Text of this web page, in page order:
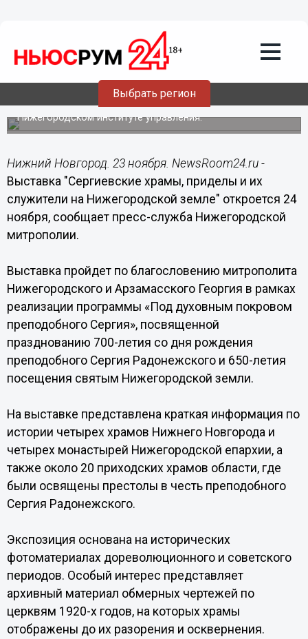
Выбрать регион
Выставка "Сергиевские храмы,
приделы и их служители на
Нижегородской земле" откроется 24
ноября
Историко-документальная выставка пройдет в
Нижегородском институте управления.
Нижний Новгород. 23 ноября. NewsRoom24.ru -
Выставка "Сергиевские храмы, приделы и их
служители на Нижегородской земле" откроется 24
ноября, сообщает пресс-служба Нижегородской
митрополии.
Выставка пройдет по благословению митрополита
Нижегородского и Арзамасского Георгия в рамках
реализации программы «Под духовным покровом
преподобного Сергия», посвященной
празднованию 700-летия со дня рождения
преподобного Сергия Радонежского и 650-летия
посещения святым Нижегородской земли.
На выставке представлена краткая информация по
истории четырех храмов Нижнего Новгорода и
четырех монастырей Нижегородской епархии, а
также около 20 приходских храмов области, где
были освящены престолы в честь преподобного
Сергия Радонежского.
Экспозиция основана на исторических
фотоматериалах дореволюционного и советского
периодов. Особый интерес представляет
архивный материал обмерных чертежей по
церквям 1920-х годов, на которых храмы
отображены до их разорения и осквернения.